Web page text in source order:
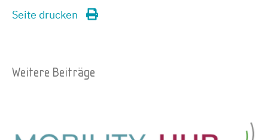
Seite drucken
Weitere Beiträge